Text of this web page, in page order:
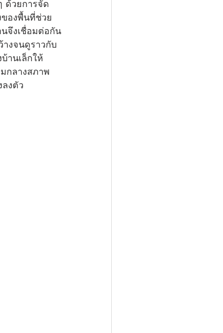
ด้วยการจัด
องพื้นที่ช่วย
จึงเชื่อมต่อกัน
งจนดูราวกับ
านเล็กให้
กลางสภาพ
งตัว